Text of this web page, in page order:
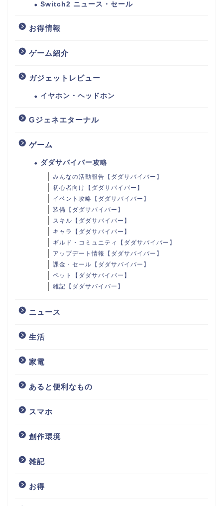
Switch2 ニュース・セール
お得情報
ゲーム紹介
ガジェットレビュー
イヤホン・ヘッドホン
Gジェネエターナル
ゲーム
ダダサバイバー攻略
みんなの活動報告【ダダサバイバー】
初心者向け【ダダサバイバー】
イベント攻略【ダダサバイバー】
装備【ダダサバイバー】
スキル【ダダサバイバー】
キャラ【ダダサバイバー】
ギルド・コミュニティ【ダダサバイバー】
アップデート情報【ダダサバイバー】
課金・セール【ダダサバイバー】
ペット【ダダサバイバー】
雑記【ダダサバイバー】
ニュース
生活
家電
あると便利なもの
スマホ
創作環境
雑記
お得